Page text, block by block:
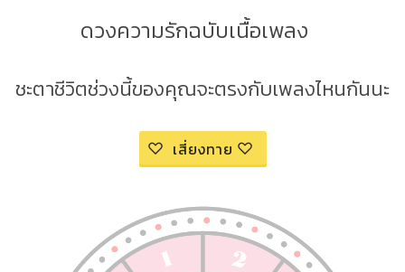
ดวงความรักฉบับเนื้อเพลง
ชะตาชีวิตช่วงนี้ของคุณจะตรงกับเพลงไหนกันนะ
เสี่ยงทาย